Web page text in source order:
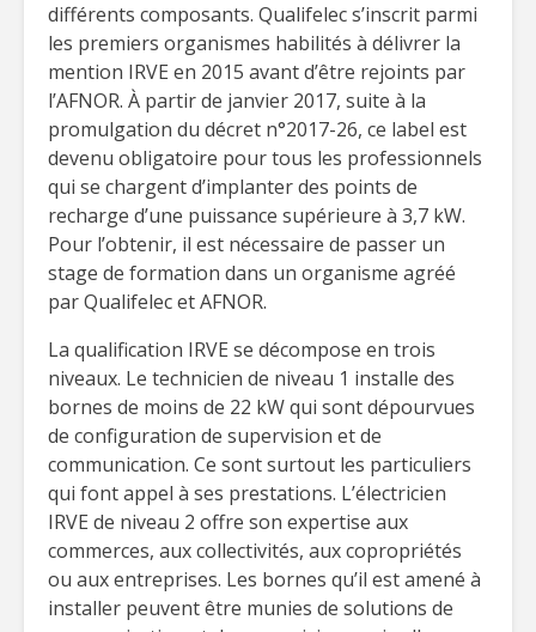
différents composants. Qualifelec s’inscrit parmi
les premiers organismes habilités à délivrer la
mention IRVE en 2015 avant d’être rejoints par
l’AFNOR. À partir de janvier 2017, suite à la
promulgation du décret n°2017-26, ce label est
devenu obligatoire pour tous les professionnels
qui se chargent d’implanter des points de
recharge d’une puissance supérieure à 3,7 kW.
Pour l’obtenir, il est nécessaire de passer un
stage de formation dans un organisme agréé
par Qualifelec et AFNOR.
La qualification IRVE se décompose en trois
niveaux. Le technicien de niveau 1 installe des
bornes de moins de 22 kW qui sont dépourvues
de configuration de supervision et de
communication. Ce sont surtout les particuliers
qui font appel à ses prestations. L’électricien
IRVE de niveau 2 offre son expertise aux
commerces, aux collectivités, aux copropriétés
ou aux entreprises. Les bornes qu’il est amené à
installer peuvent être munies de solutions de